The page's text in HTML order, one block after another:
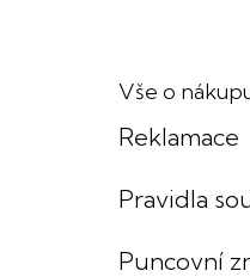
Vše o
Reklamace
Pravidla
Puncovní